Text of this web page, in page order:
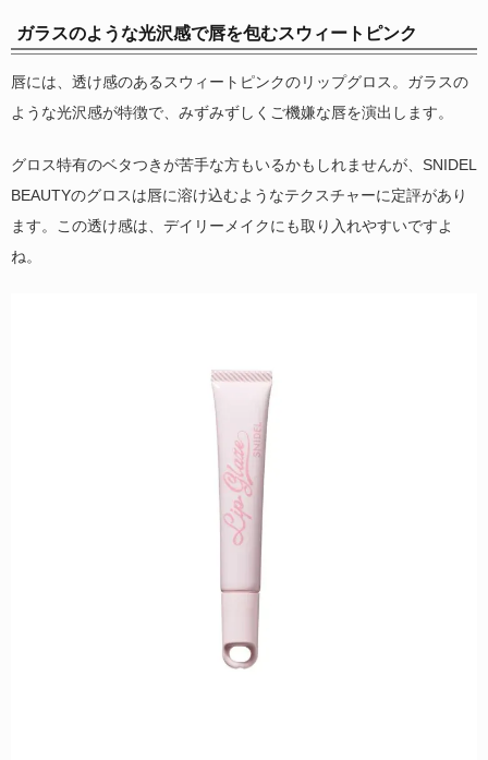
ガラスのような光沢感で唇を包むスウィートピンク
唇には、透け感のあるスウィートピンクのリップグロス。ガラスの
ような光沢感が特徴で、みずみずしくご機嫌な唇を演出します。
グロス特有のベタつきが苦手な方もいるかもしれませんが、SNIDEL
BEAUTYのグロスは唇に溶け込むようなテクスチャーに定評があり
ます。この透け感は、デイリーメイクにも取り入れやすいですよ
ね。